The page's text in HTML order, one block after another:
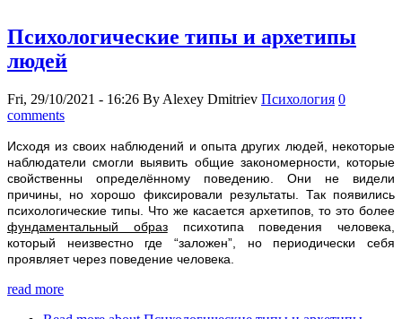
Психологические типы и архетипы
людей
Fri, 29/10/2021 - 16:26 By Alexey Dmitriev Психология 0
comments
Исходя из своих наблюдений и опыта других людей, некоторые
наблюдатели смогли выявить общие закономерности, которые
свойственны определённому поведению. Они не видели
причины, но хорошо фиксировали результаты. Так появились
психологические типы. Что же касается архетипов, то это более
фундаментальный образпсихотипа поведения человека,
который неизвестно где “заложен”, но периодически себя
проявляет через поведение человека.
read more